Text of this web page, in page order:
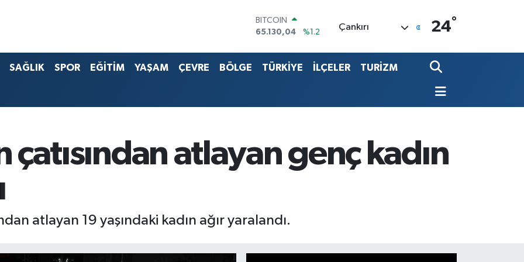
65.130,04
DOLAR
55,1652
%0.27
6648.99
%2.59
Çankırı 24°
SAĞLIK SPOR EĞİTİM YAŞAM ÇEVRE BÖLGE TÜRKİYE İLÇELER TURİZM
çatısından atlayan genç kadın
atlayan 19 yaşındaki kadın ağır yaralandı.